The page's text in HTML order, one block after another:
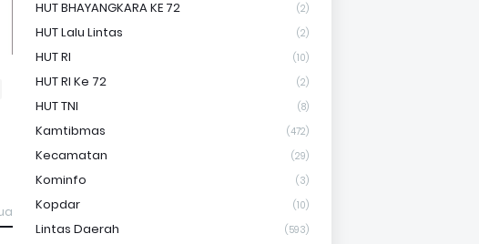
HUT BHAYANGKARA KE 72 (2)
HUT Lalu Lintas (2)
HUT RI (10)
HUT RI Ke 72 (2)
HUT TNI (8)
Kamtibmas (472)
Kecamatan (29)
Kominfo (3)
Kopdar (10)
Lintas Daerah (593)